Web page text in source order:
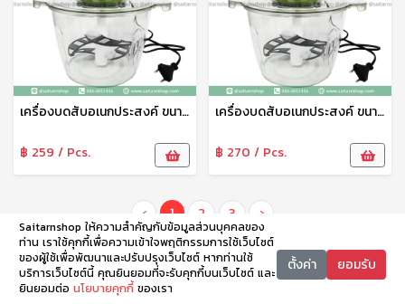
เครื่องบดสับอเนกประสงค์ ขนาด 2ลิตร รุ่น CSH-02 Ceflar
฿ 259 / Pcs.
เครื่องบดสับอเนกประสงค์ ขนาด 3ลิตร รุ่น CSH-01 Ceflar
฿ 270 / Pcs.
‹ 1 2 3 ›
Saitarnshop ให้ความสำคัญกับข้อมูลส่วนบุคคลของ
ท่าน เราใช้คุกกี้เพื่อความเข้าใจพฤติกรรมการใช้เว็บไซต์
ของผู้ใช้เพื่อพัฒนาและปรับปรุงเว็บไซต์ หากท่านใช้
บริการเว็บไซต์นี้ คุณยินยอมที่จะรับคุกกี้บนเว็บไซต์ และ
ยินยอมต่อ นโยบายคุกกี้ ของเรา
ตั้งค่า ยอมรับ